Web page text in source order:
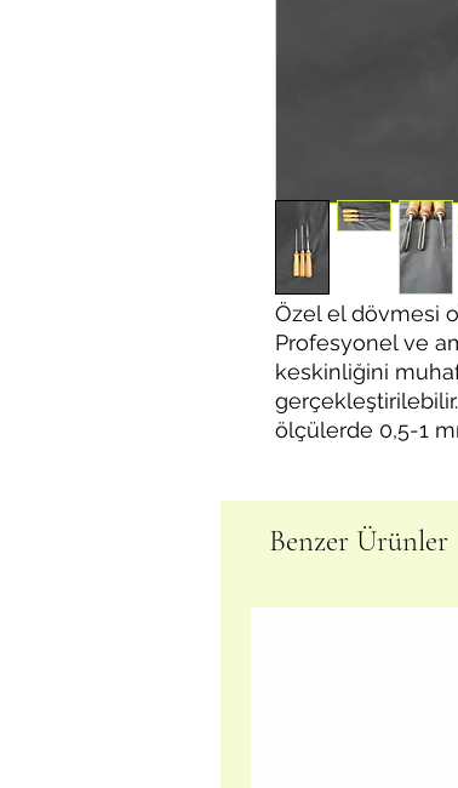
Özel el dövmesi
Profesyonel ve
keskinliğini
ölçülerde 0,5-1
Benzer Ürünler